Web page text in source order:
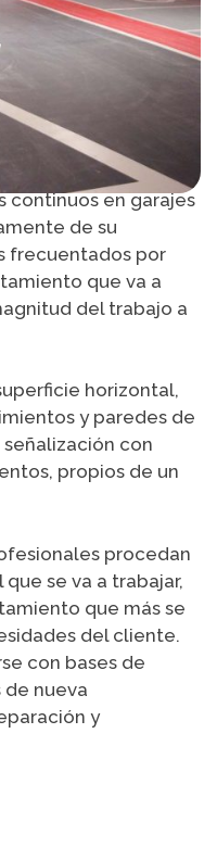
continuos en garajes
de su
frecuentados por
que va a
del trabajo a
horizontal,
y paredes de
con
propios de un
procedan
se va a trabajar,
que más se
del cliente.
con bases de
de nueva
y